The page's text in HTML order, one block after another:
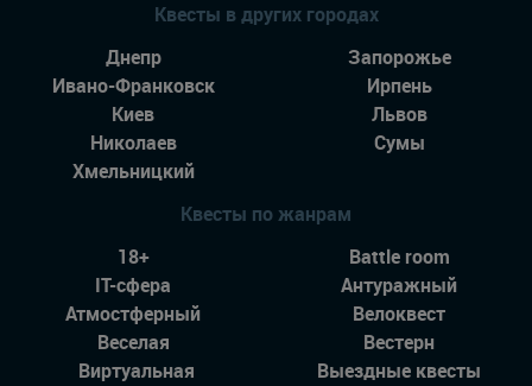
Квесты в других городах
Днепр
Запорожье
Ивано-Франковск
Ирпень
Киев
Львов
Николаев
Сумы
Хмельницкий
Квесты по жанрам
18+
Battle room
IT-сфера
Антуражный
Атмостферный
Велоквест
Веселая
Вестерн
Виртуальная
Выездные квесты